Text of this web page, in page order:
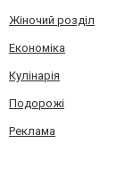
Жіночий розділ
Економіка
Кулінарія
Подорожі
Реклама